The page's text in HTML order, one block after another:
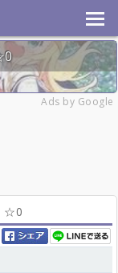
0
Ads by Google
0